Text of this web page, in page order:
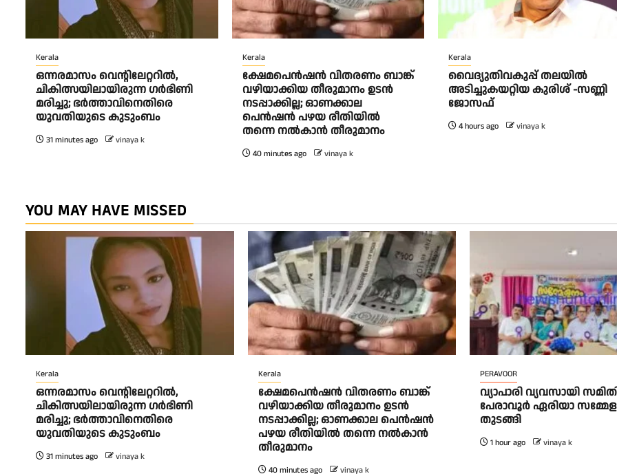
Kerala
ഒന്നരമാസം വെന്റിലേറ്ററിൽ,
ചികിത്സയിലായിരുന്ന ഗർഭിണി
മരിച്ചു; ഭർത്താവിനെതിരെ
യുവതിയുടെ കുടുംബം
31 minutes ago vinaya k
Kerala
ക്ഷേമപെൻഷൻ വിതരണം ബാങ്ക്
വഴിയാക്കിയ തീരുമാനം ഉടൻ
നടപ്പാക്കില്ല; ഓണക്കാല
പെൻഷൻ പഴയ രീതിയിൽ
തന്നെ നൽകാൻ തീരുമാനം
40 minutes ago vinaya k
Kerala
വൈദ്യുതിവകുപ്പ് തലയിൽ
അടിച്ചുകയറ്റിയ കുരിശ്‌ -സണ്ണി
ജോസഫ്‌
4 hours ago vinaya k
YOU MAY HAVE MISSED
Kerala
ഒന്നരമാസം വെന്റിലേറ്ററിൽ,
ചികിത്സയിലായിരുന്ന ഗർഭിണി
മരിച്ചു; ഭർത്താവിനെതിരെ
യുവതിയുടെ കുടുംബം
31 minutes ago vinaya k
Kerala
ക്ഷേമപെൻഷൻ വിതരണം ബാങ്ക്
വഴിയാക്കിയ തീരുമാനം ഉടൻ
നടപ്പാക്കില്ല; ഓണക്കാല പെൻഷൻ
പഴയ രീതിയിൽ തന്നെ നൽകാൻ
തീരുമാനം
40 minutes ago vinaya k
PERAVOOR
വ്യാപാരി വ്യവസായി
പേരാവൂർ ഏരിയാ
തുടങ്ങി
1 hour ago vinaya k